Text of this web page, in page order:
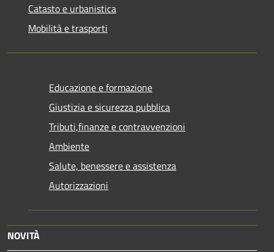
Catasto e urbanistica
Mobilità e trasporti
Educazione e formazione
Giustizia e sicurezza pubblica
Tributi,finanze e contravvenzioni
Ambiente
Salute, benessere e assistenza
Autorizzazioni
NOVITÀ